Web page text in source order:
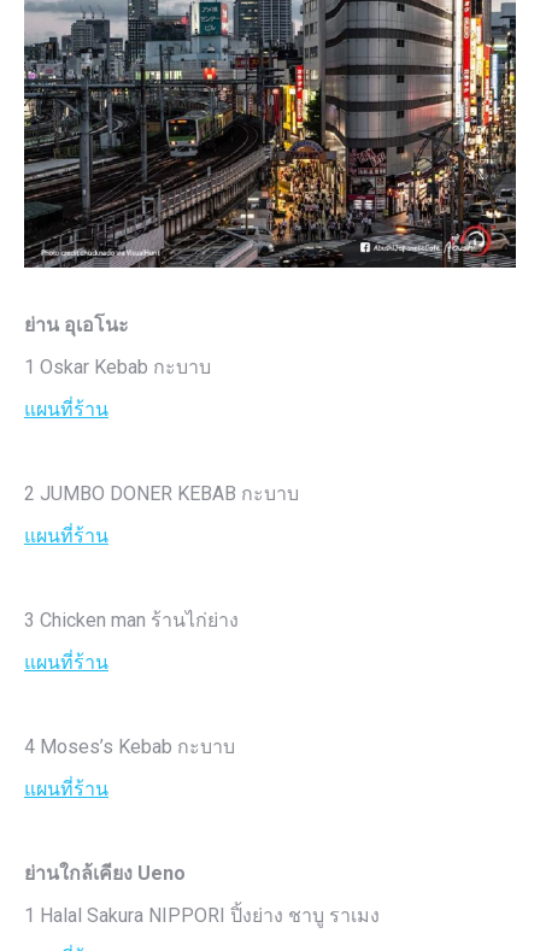
ย่าน อุเอโนะ
1 Oskar Kebab กะบาบ
แผนที่ร้าน
2 JUMBO DONER KEBAB กะบาบ
แผนที่ร้าน
3 Chicken man ร้านไก่ย่าง
แผนที่ร้าน
4 Moses’s Kebab กะบาบ
แผนที่ร้าน
ย่านใกล้เคียง Ueno
1 Halal Sakura NIPPORI ปิ้งย่าง ชาบู ราเมง